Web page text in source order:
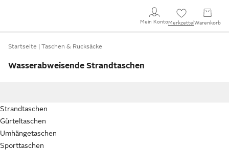
Mein KontoMerkzettel Warenkorb
Startseite Taschen & Rucksäcke
Wasserabweisende Strandtaschen
Strandtaschen
Gürteltaschen
Umhängetaschen
Sporttaschen